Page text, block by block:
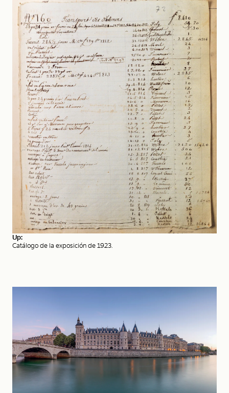
Up:
Catálogo de la exposición de 1923.